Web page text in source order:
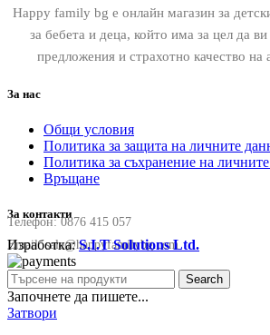
Happy family bg е онлайн магазин за
за бебета и деца, който има за цел да
предложения и страхотно качество на
За нас
Общи условия
Политика за защита на личните
Политика за съхранение на
Връщане
За контакти
Телефон:0876 415 057
Email:sale@happyfamilybg.com
Изработка:S.I.T Solutions Ltd.
Search
Започнете да пишете...
Затвори